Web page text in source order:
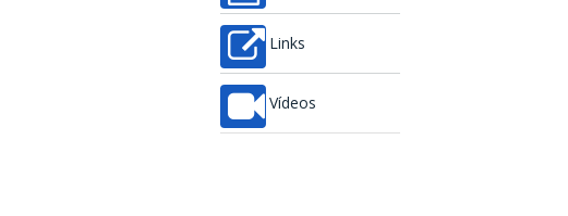
Links
Vídeos